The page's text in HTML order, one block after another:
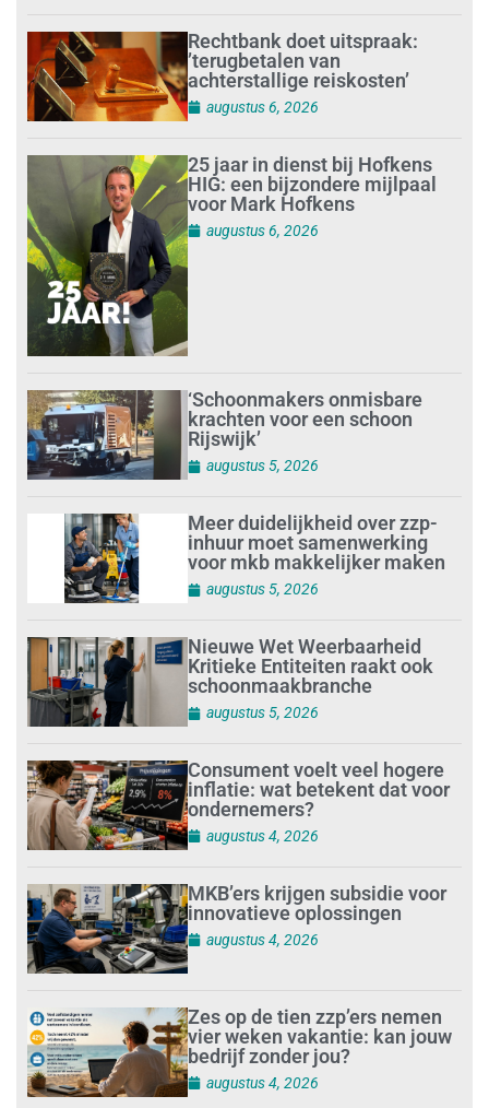
Rechtbank doet uitspraak:
’terugbetalen van
achterstallige reiskosten’
augustus 6, 2026
25 jaar in dienst bij Hofkens
HIG: een bijzondere mijlpaal
voor Mark Hofkens
augustus 6, 2026
‘Schoonmakers onmisbare
krachten voor een schoon
Rijswijk’
augustus 5, 2026
Meer duidelijkheid over zzp-
inhuur moet samenwerking
voor mkb makkelijker maken
augustus 5, 2026
Nieuwe Wet Weerbaarheid
Kritieke Entiteiten raakt ook
schoonmaakbranche
augustus 5, 2026
Consument voelt veel hogere
inflatie: wat betekent dat voor
ondernemers?
augustus 4, 2026
MKB’ers krijgen subsidie voor
innovatieve oplossingen
augustus 4, 2026
Zes op de tien zzp’ers nemen
vier weken vakantie: kan jouw
bedrijf zonder jou?
augustus 4, 2026